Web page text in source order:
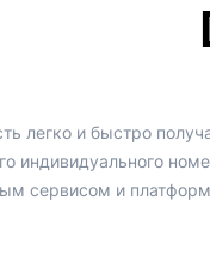
легко и быстро
индивидуального
сервисом и